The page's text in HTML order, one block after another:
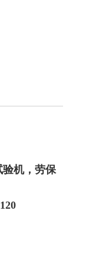
机，劳保
120